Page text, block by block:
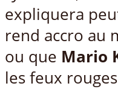
expliquera
rend accro au
ou que Mario
les feux